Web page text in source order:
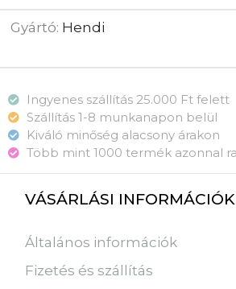
Gyártó: Hendi
Ingyenes szállítás 25.000 Ft felett
Szállítás 1-8 munkanapon belül
Kiváló minőség alacsony árakon
Több mint 1000 termék azonnal
VÁSÁRLÁSI INFORMÁCIÓK
Általános információk
Fizetés és szállítás